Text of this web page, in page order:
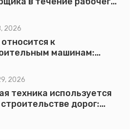
2026
к
машинам:
техники
2026
техника используется
дорог: